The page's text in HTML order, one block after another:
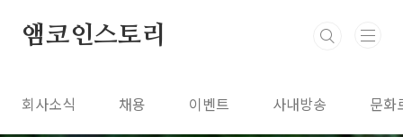
앰코인스토리
회사소식 채용 이벤트 사내방송 문화